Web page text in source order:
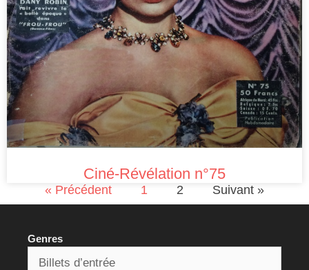
Ciné-Révélation n°75
« Précédent 1 2 Suivant »
Genres